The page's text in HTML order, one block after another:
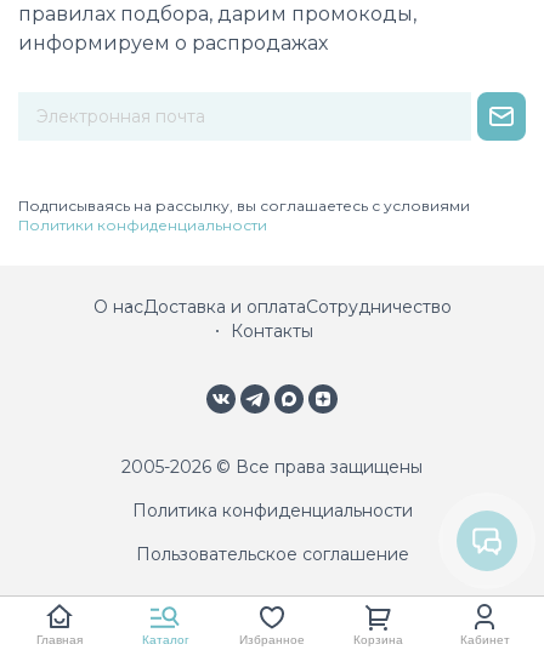
правилах подбора, дарим промокоды,
информируем о распродажах
Подписываясь на рассылку, вы соглашаетесь с условиями
Политики конфиденциальности
О насДоставка и оплатаСотрудничество
Контакты
2005-2026 © Все права защищены
Политика конфиденциальности
Пользовательское соглашение
Главная Каталог Избранное Корзина Кабинет